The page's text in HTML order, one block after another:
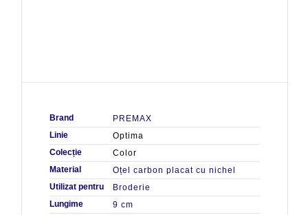
Brand
PREMAX
Linie
Optima
Colecție
Color
Material
Oțel carbon placat cu nichel
Utilizat pentru
Broderie
Lungime
9 cm